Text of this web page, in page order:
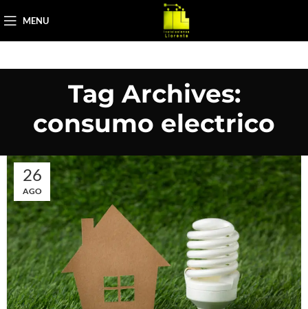
MENU
Tag Archives:
consumo electrico
26
AGO